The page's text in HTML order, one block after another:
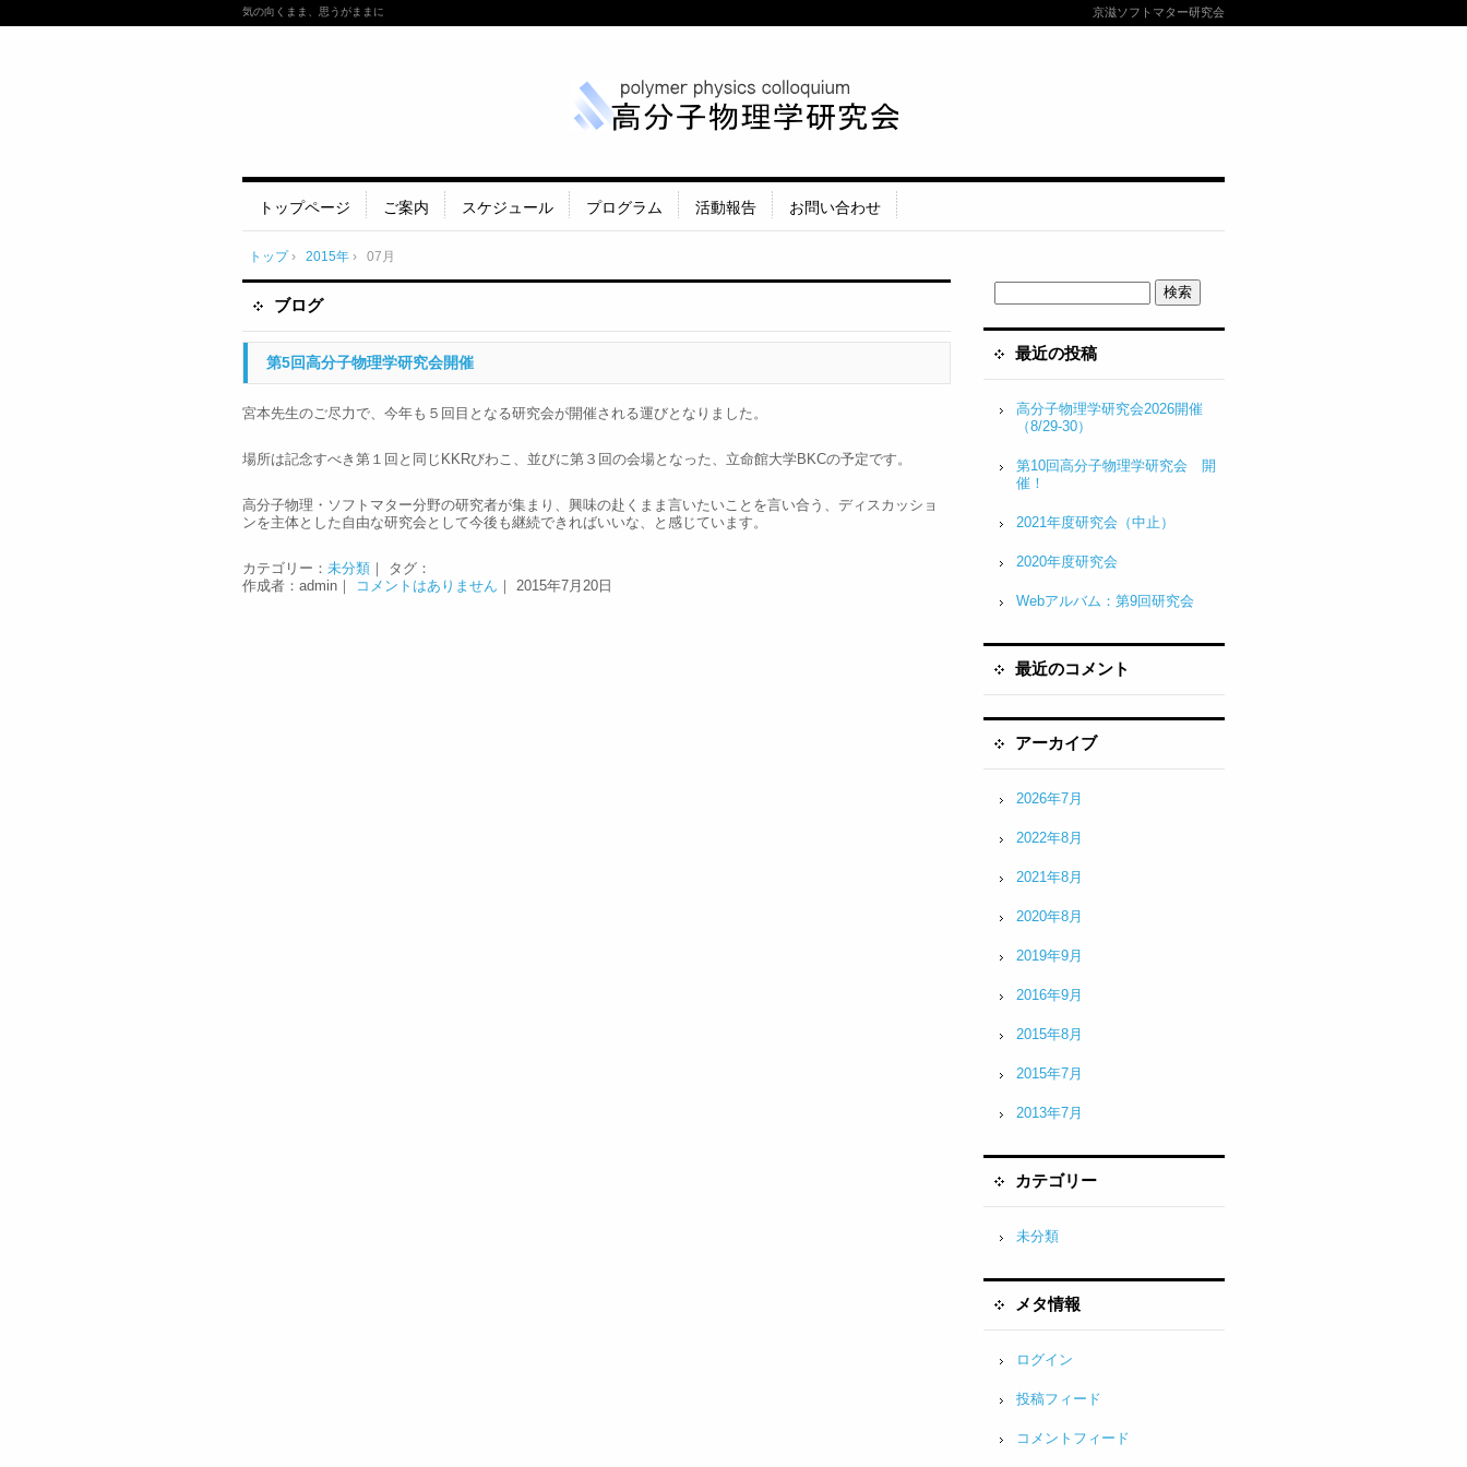
気の向くまま、思うがままに 京滋ソフトマター研究会
トップページ ご案内 スケジュール プログラム 活動報告 お問い合わせ
トップ› 2015年 › 07月
ブログ
第5回高分子物理学研究会開催
宮本先生のご尽力で、今年も５回目となる研究会が開催される運びとなりました。
場所は記念すべき第１回と同じKKRびわこ、並びに第３回の会場となった、立命館大学BKCの予定です。
高分子物理・ソフトマター分野の研究者が集まり、興味の赴くまま言いたいことを言い合う、ディスカッショ
ンを主体とした自由な研究会として今後も継続できればいいな、と感じています。
カテゴリー： 未分類 ｜ タグ：
作成者：admin｜
コメントはありません ｜ 2015年7月20日
最近の投稿
高分子物理学研究会2026開催
（8/29-30）
第10回高分子物理学研究会 開
催！
2021年度研究会（中止）
2020年度研究会
Webアルバム：第9回研究会
最近のコメント
アーカイブ
2026年7月
2022年8月
2021年8月
2020年8月
2019年9月
2016年9月
2015年8月
2015年7月
2013年7月
カテゴリー
未分類
メタ情報
ログイン
投稿フィード
コメントフィード